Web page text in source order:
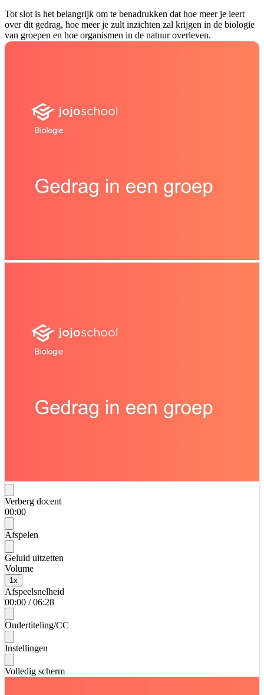
Tot slot is het belangrijk om te benadrukken dat hoe meer je leert
over dit gedrag, hoe meer je zult inzichten zal krijgen in de biologie
van groepen en hoe organismen in de natuur overleven.
Verberg docent
00:00
Afspelen
Geluid uitzetten
Volume
1x
Afspeelsnelheid
00:00 / 06:28
Ondertiteling/CC
Instellingen
Volledig scherm